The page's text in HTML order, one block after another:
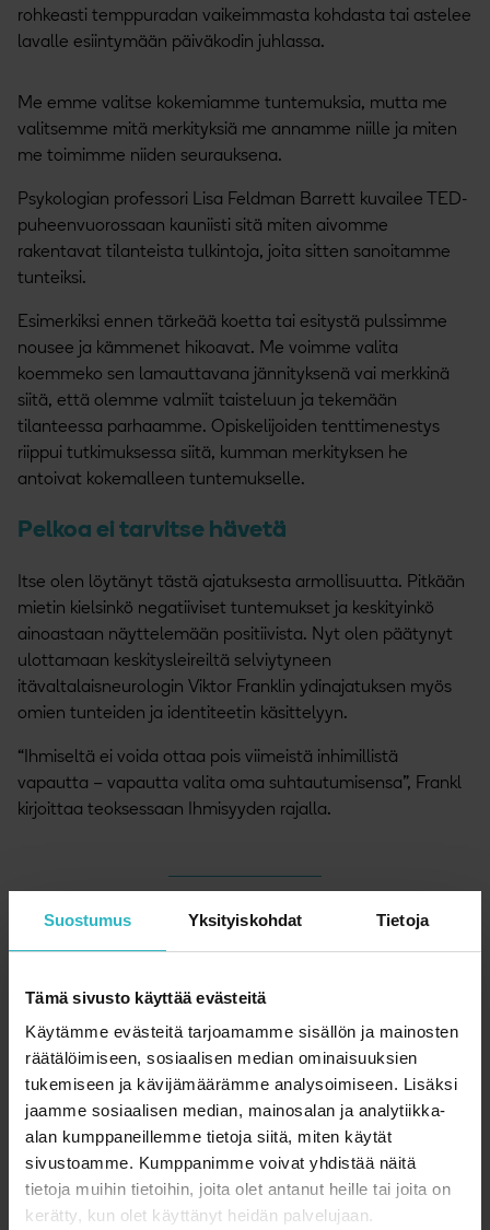
Suostumus Yksityiskohdat Tietoja
Tämä sivusto käyttää evästeitä
Käytämme evästeitä tarjoamamme sisällön ja mainosten
räätälöimiseen, sosiaalisen median ominaisuuksien
tukemiseen ja kävijämäärämme analysoimiseen. Lisäksi
jaamme sosiaalisen median, mainosalan ja analytiikka-
alan kumppaneillemme tietoja siitä, miten käytät
sivustoamme. Kumppanimme voivat yhdistää näitä
tietoja muihin tietoihin, joita olet antanut heille tai joita on
kerätty, kun olet käyttänyt heidän palvelujaan.
rohkeasti temppuradan vaikeimmasta kohdasta tai astelee
lavalle esiintymään päiväkodin juhlassa.
Me emme valitse kokemiamme tuntemuksia, mutta me
valitsemme mitä merkityksiä me annamme niille ja miten
me toimimme niiden seurauksena.
Psykologian professori Lisa Feldman Barrett kuvailee TED-
puheenvuorossaan kauniisti sitä miten aivomme
rakentavat tilanteista tulkintoja, joita sitten sanoitamme
tunteiksi.
Esimerkiksi ennen tärkeää koetta tai esitystä pulssimme
nousee ja kämmenet hikoavat. Me voimme valita
koemmeko sen lamauttavana jännityksenä vai merkkinä
siitä, että olemme valmiit taisteluun ja tekemään
tilanteessa parhaamme. Opiskelijoiden tenttimenestys
riippui tutkimuksessa siitä, kumman merkityksen he
antoivat kokemalleen tuntemukselle.
Pelkoa ei tarvitse hävetä
Itse olen löytänyt tästä ajatuksesta armollisuutta. Pitkään
mietin kielsinkö negatiiviset tuntemukset ja keskityinkö
ainoastaan näyttelemään positiivista. Nyt olen päätynyt
ulottamaan keskitysleireiltä selviytyneen
itävaltalaisneurologin Viktor Franklin ydinajatuksen myös
omien tunteiden ja identiteetin käsittelyyn.
“Ihmiseltä ei voida ottaa pois viimeistä inhimillistä
vapautta – vapautta valita oma suhtautumisensa”, Frankl
kirjoittaa teoksessaan Ihmisyyden rajalla.
”Yöllä kuolemanpelon kokeminen ei ole
merkityksen sille tunteelle antaa.”
Vaikka olisimme positiivisia taistelijoita, ei tarvitse hävetä
pelkoa ja epävarmuutta tuntemattoman tulevaisuuden
edessä. Samalla voimme toimia rohkeasti
vastoinkäymisten edessä: tehdä voitavamme
terveytemme eteen, mutta myös kannustaa muita